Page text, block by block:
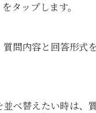
タップします。
質問内容と回答形式
並べ替えたい時は、